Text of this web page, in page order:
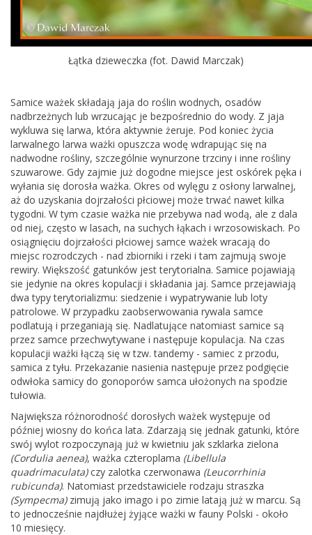
Łątka dzieweczka (fot. Dawid Marczak)
Samice ważek składają jaja do roślin wodnych, osadów
nadbrzeżnych lub wrzucając je bezpośrednio do wody. Z jaja
wykluwa się larwa, która aktywnie żeruje. Pod koniec życia
larwalnego larwa ważki opuszcza wodę wdrapując się na
nadwodne rośliny, szczególnie wynurzone trzciny i inne rośliny
szuwarowe. Gdy zajmie już dogodne miejsce jest oskórek pęka i
wyłania się dorosła ważka. Okres od wylęgu z osłony larwalnej,
aż do uzyskania dojrzałości płciowej może trwać nawet kilka
tygodni. W tym czasie ważka nie przebywa nad wodą, ale z dala
od niej, często w lasach, na suchych łąkach i wrzosowiskach. Po
osiągnięciu dojrzałości płciowej samce ważek wracają do
miejsc rozrodczych - nad zbiorniki i rzeki i tam zajmują swoje
rewiry. Większość gatunków jest terytorialna. Samice pojawiają
sie jedynie na okres kopulacji i składania jaj. Samce przejawiają
dwa typy terytorializmu: siedzenie i wypatrywanie lub loty
patrolowe. W przypadku zaobserwowania rywala samce
podlatują i przeganiają się. Nadlatujące natomiast samice są
przez samce przechwytywane i następuje kopulacja. Na czas
kopulacji ważki łączą się w tzw. tandemy - samiec z przodu,
samica z tyłu. Przekazanie nasienia następuje przez podgięcie
odwłoka samicy do gonoporów samca ułożonych na spodzie
tułowia.
Największa różnorodność dorosłych ważek występuje od
później wiosny do końca lata. Zdarzają się jednak gatunki, które
swój wylot rozpoczynają już w kwietniu jak szklarka zielona
(Cordulia aenea), ważka czteroplama (Libellula
quadrimaculata)czy zalotka czerwonawa (Leucorrhinia
rubicunda). Natomiast przedstawiciele rodzaju straszka
(Sympecma)zimują jako imago i po zimie latają już w marcu. Są
to jednocześnie najdłużej żyjące ważki w fauny Polski - około
10 miesięcy.